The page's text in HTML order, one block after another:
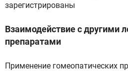
зарегистрированы
Взаимодействие с другими
препаратами
Применение гомеопатических